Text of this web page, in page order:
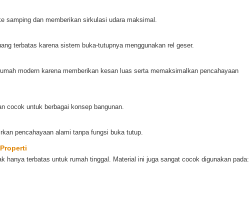
samping dan memberikan sirkulasi udara maksimal.
terbatas karena sistem buka-tutupnya menggunakan rel geser.
modern karena memberikan kesan luas serta memaksimalkan pencahayaan
cocok untuk berbagai konsep bangunan.
pencahayaan alami tanpa fungsi buka tutup.
hanya terbatas untuk rumah tinggal. Material ini juga sangat cocok digunakan pada: